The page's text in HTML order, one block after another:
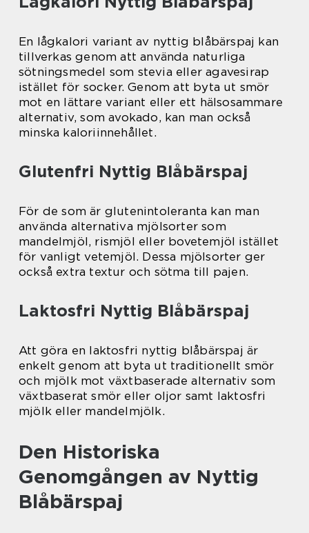
En lågkalori variant av nyttig blåbärspaj kan
tillverkas genom att använda naturliga
sötningsmedel som stevia eller agavesirap
istället för socker. Genom att byta ut smör
mot en lättare variant eller ett hälsosammare
alternativ, som avokado, kan man också
minska kaloriinnehållet.
Glutenfri Nyttig Blåbärspaj
För de som är glutenintoleranta kan man
använda alternativa mjölsorter som
mandelmjöl, rismjöl eller bovetemjöl istället
för vanligt vetemjöl. Dessa mjölsorter ger
också extra textur och sötma till pajen.
Laktosfri Nyttig Blåbärspaj
Att göra en laktosfri nyttig blåbärspaj är
enkelt genom att byta ut traditionellt smör
och mjölk mot växtbaserade alternativ som
växtbaserat smör eller oljor samt laktosfri
mjölk eller mandelmjölk.
Den Historiska
Genomgången av Nyttig
Blåbärspaj